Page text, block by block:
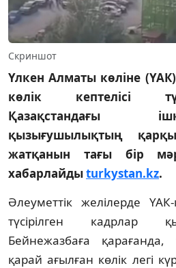
Скриншот
Үлкен Алматы көліне
көлік кептелісі
Қазақстандағы
қызығушылықтың
жатқанын тағы бір
хабарлайдыturkystan.kz.
Әлеуметтік желілерде
түсірілген кадрлар
Бейнежазбаға қарағанда,
қарай ағылған көлік легі